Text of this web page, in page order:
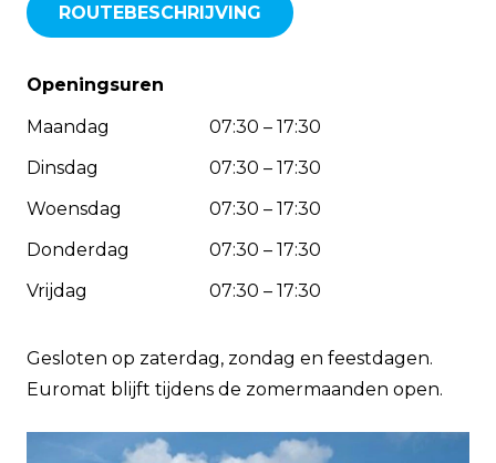
ROUTEBESCHRIJVING
Openingsuren
Maandag
07:30 – 17:30
Dinsdag
07:30 – 17:30
Woensdag
07:30 – 17:30
Donderdag
07:30 – 17:30
Vrijdag
07:30 – 17:30
Gesloten op zaterdag, zondag en feestdagen.
Euromat blijft tijdens de zomermaanden open.